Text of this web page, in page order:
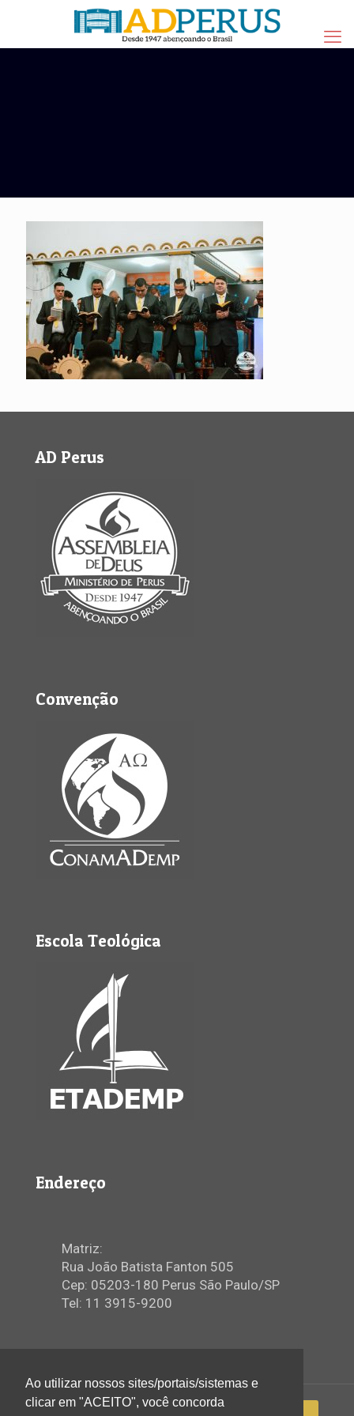
AD Perus
Convenção
Escola Teológica
Endereço
Matriz:
Rua João Batista Fanton 505
Cep: 05203-180 Perus São Paulo/SP
Tel: 11 3915-9200
Ao utilizar nossos sites/portais/sistemas e
clicar em "ACEITO", você concorda